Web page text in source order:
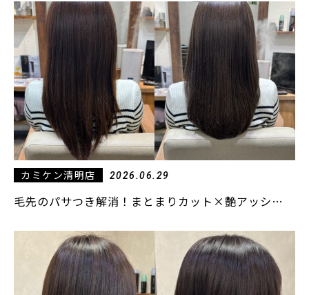
カミケン清明店 2026.06.29
毛先のパサつき解消！まとまりカット×艶アッシ…